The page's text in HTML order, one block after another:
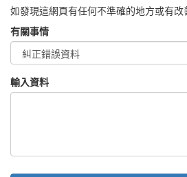
如發現這網頁有任何不準確的地方或有改
有關事情
輸入資料